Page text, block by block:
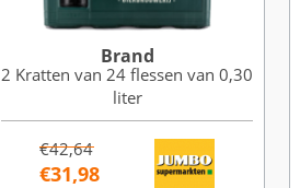
Brand
2 Kratten van 24 flessen van 0,30
liter
€42,64
€31,98